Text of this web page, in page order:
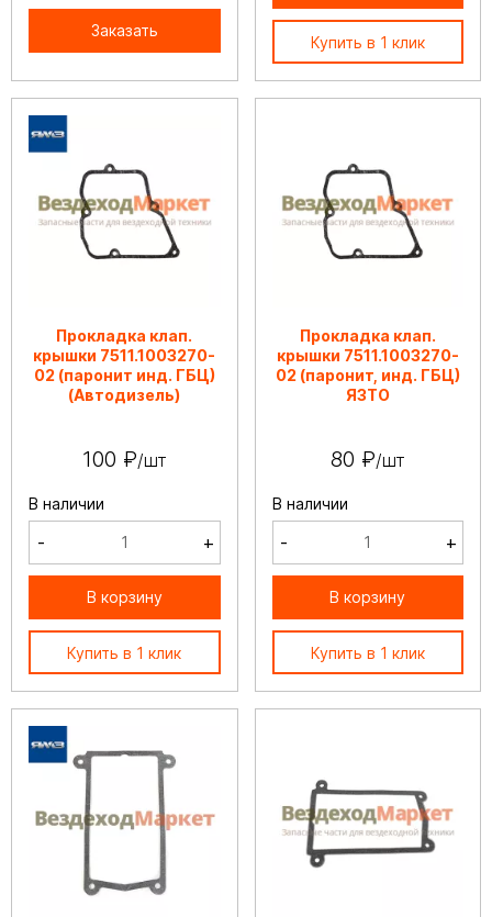
Заказать
Купить в 1 клик
Прокладка клап.
крышки 7511.1003270-
02 (паронит инд. ГБЦ)
(Автодизель)
100 ₽/шт
В наличии
- +
В корзину
Купить в 1 клик
Прокладка клап.
крышки 7511.1003270-
02 (паронит, инд. ГБЦ)
ЯЗТО
80 ₽/шт
В наличии
- +
В корзину
Купить в 1 клик